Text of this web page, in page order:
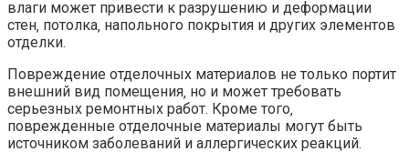
влаги может привести к разрушению и деформации
стен‚ потолка‚ напольного покрытия и других элементов
отделки.​
Повреждение отделочных материалов не только портит
внешний вид помещения‚ но и может требовать
серьезных ремонтных работ.​ Кроме того‚
поврежденные отделочные материалы могут быть
источником заболеваний и аллергических реакций.​